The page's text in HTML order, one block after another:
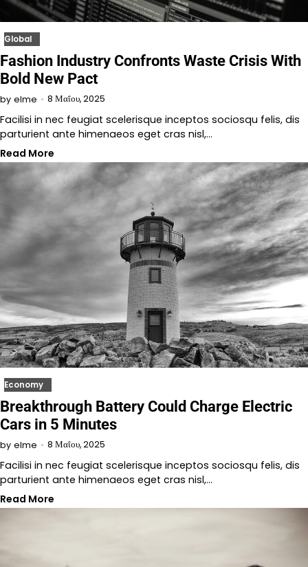
Global
Fashion Industry Confronts Waste Crisis With
Bold New Pact
by elme 8 Μαΐου, 2025
Facilisi in nec feugiat scelerisque inceptos sociosqu felis, dis
parturient ante himenaeos eget cras nisl,…
Read More
Economy
Breakthrough Battery Could Charge Electric
Cars in 5 Minutes
by elme 8 Μαΐου, 2025
Facilisi in nec feugiat scelerisque inceptos sociosqu felis, dis
parturient ante himenaeos eget cras nisl,…
Read More